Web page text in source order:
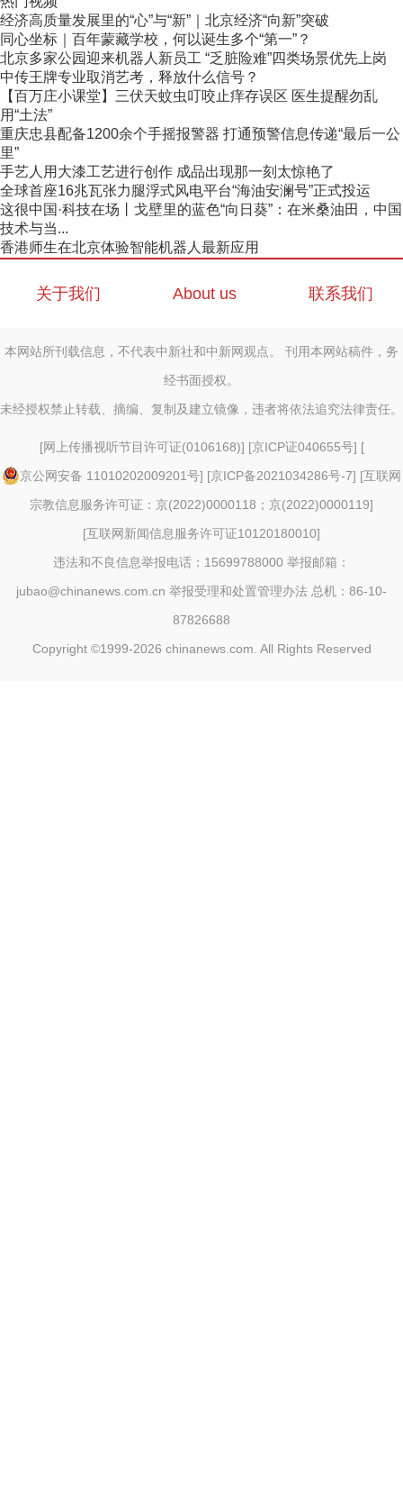
经济高质量发展里的“心”与“新”｜北京经济“向新”突破
同心坐标｜百年蒙藏学校，何以诞生多个“第一”？
北京多家公园迎来机器人新员工 “乏脏险难”四类场景优先上岗
中传王牌专业取消艺考，释放什么信号？
【百万庄小课堂】三伏天蚊虫叮咬止痒存误区 医生提醒勿乱
用“土法”
重庆忠县配备1200余个手摇报警器 打通预警信息传递“最后一公
里”
手艺人用大漆工艺进行创作 成品出现那一刻太惊艳了
全球首座16兆瓦张力腿浮式风电平台“海油安澜号”正式投运
这很中国·科技在场丨戈壁里的蓝色“向日葵”：在米桑油田，中国
技术与当...
香港师生在北京体验智能机器人最新应用
关于我们 About us 联系我们
本网站所刊载信息，不代表中新社和中新网观点。 刊用本网站稿件，务
经书面授权。
未经授权禁止转载、摘编、复制及建立镜像，违者将依法追究法律责任。
[网上传播视听节目许可证(0106168)] [京ICP证040655号] [
京公网安备 11010202009201号] [京ICP备2021034286号-7] [互联网
宗教信息服务许可证：京(2022)0000118；京(2022)0000119]
[互联网新闻信息服务许可证10120180010]
违法和不良信息举报电话：15699788000 举报邮箱：
jubao@chinanews.com.cn 举报受理和处置管理办法 总机：86-10-
87826688
Copyright ©1999-2026 chinanews.com. All Rights Reserved